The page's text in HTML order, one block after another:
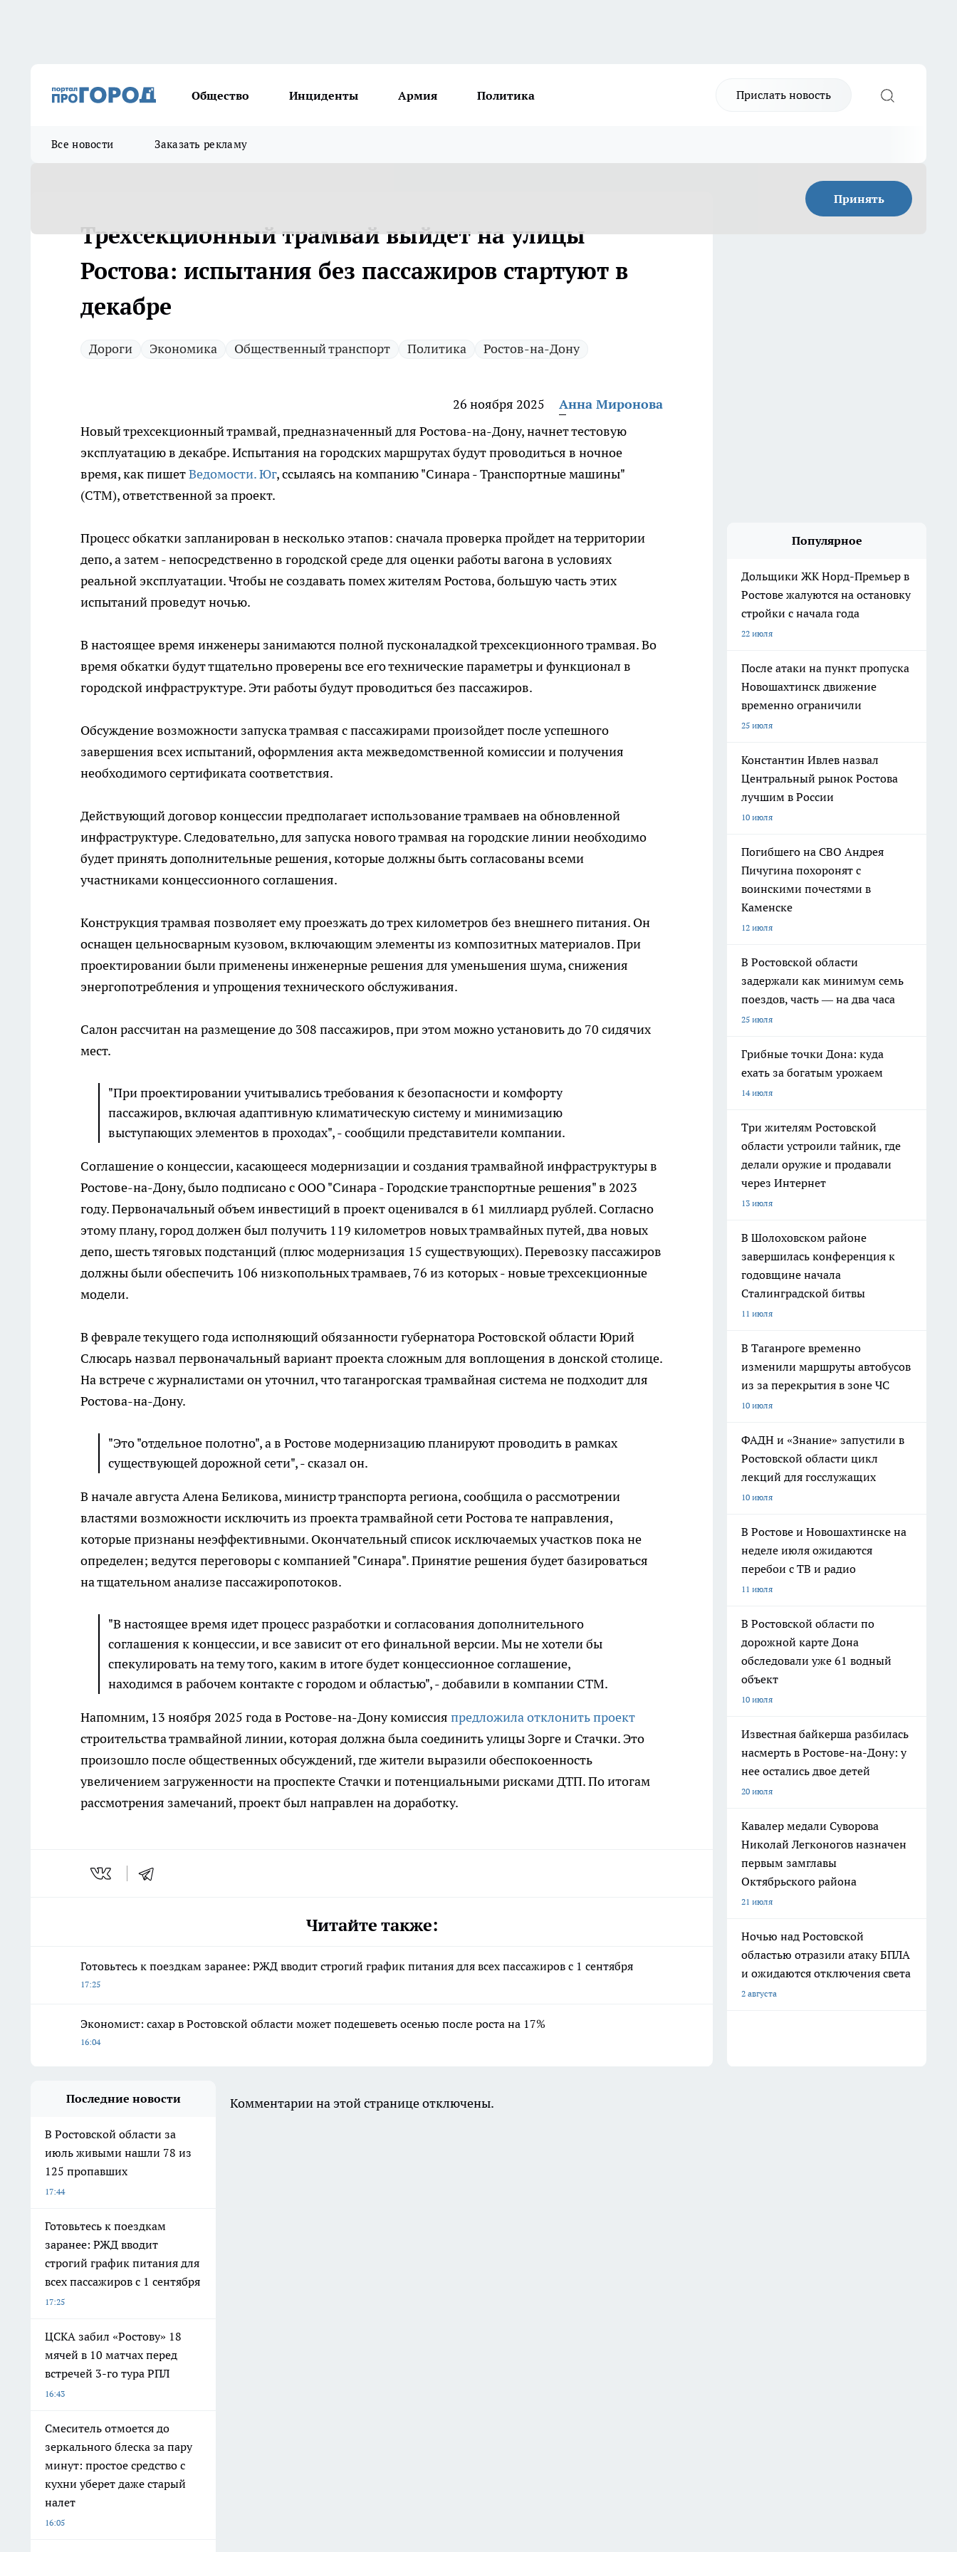
Общество Инциденты Армия Политика Прислать новость
Все новости Заказать рекламу
Принять
Трехсекционный трамвай выйдет на улицы
Ростова: испытания без пассажиров стартуют в
декабре
Дороги Экономика Общественный транспорт Политика Ростов-на-Дону
26 ноября 2025
Анна Миронова
Новый трехсекционный трамвай, предназначенный для Ростова-на-Дону, начнет тестовую
эксплуатацию в декабре. Испытания на городских маршрутах будут проводиться в ночное
время, как пишетВедомости. Юг, ссылаясь на компанию "Синара - Транспортные машины"
(СТМ), ответственной за проект.
Процесс обкатки запланирован в несколько этапов: сначала проверка пройдет на территории
депо, а затем - непосредственно в городской среде для оценки работы вагона в условиях
реальной эксплуатации. Чтобы не создавать помех жителям Ростова, большую часть этих
испытаний проведут ночью.
В настоящее время инженеры занимаются полной пусконаладкой трехсекционного трамвая. Во
время обкатки будут тщательно проверены все его технические параметры и функционал в
городской инфраструктуре. Эти работы будут проводиться без пассажиров.
Обсуждение возможности запуска трамвая с пассажирами произойдет после успешного
завершения всех испытаний, оформления акта межведомственной комиссии и получения
необходимого сертификата соответствия.
Действующий договор концессии предполагает использование трамваев на обновленной
инфраструктуре. Следовательно, для запуска нового трамвая на городские линии необходимо
будет принять дополнительные решения, которые должны быть согласованы всеми
участниками концессионного соглашения.
Конструкция трамвая позволяет ему проезжать до трех километров без внешнего питания. Он
оснащен цельносварным кузовом, включающим элементы из композитных материалов. При
проектировании были применены инженерные решения для уменьшения шума, снижения
энергопотребления и упрощения технического обслуживания.
Салон рассчитан на размещение до 308 пассажиров, при этом можно установить до 70 сидячих
мест.
"При проектировании учитывались требования к безопасности и комфорту
пассажиров, включая адаптивную климатическую систему и минимизацию
выступающих элементов в проходах", - сообщили представители компании.
Соглашение о концессии, касающееся модернизации и создания трамвайной инфраструктуры в
Ростове-на-Дону, было подписано с ООО "Синара - Городские транспортные решения" в 2023
году. Первоначальный объем инвестиций в проект оценивался в 61 миллиард рублей. Согласно
этому плану, город должен был получить 119 километров новых трамвайных путей, два новых
депо, шесть тяговых подстанций (плюс модернизация 15 существующих). Перевозку пассажиров
должны были обеспечить 106 низкопольных трамваев, 76 из которых - новые трехсекционные
модели.
В феврале текущего года исполняющий обязанности губернатора Ростовской области Юрий
Слюсарь назвал первоначальный вариант проекта сложным для воплощения в донской столице.
На встрече с журналистами он уточнил, что таганрогская трамвайная система не подходит для
Ростова-на-Дону.
"Это "отдельное полотно", а в Ростове модернизацию планируют проводить в рамках
существующей дорожной сети", - сказал он.
В начале августа Алена Беликова, министр транспорта региона, сообщила о рассмотрении
властями возможности исключить из проекта трамвайной сети Ростова те направления,
которые признаны неэффективными. Окончательный список исключаемых участков пока не
определен; ведутся переговоры с компанией "Синара". Принятие решения будет базироваться
на тщательном анализе пассажиропотоков.
"В настоящее время идет процесс разработки и согласования дополнительного
соглашения к концессии, и все зависит от его финальной версии. Мы не хотели бы
спекулировать на тему того, каким в итоге будет концессионное соглашение,
находимся в рабочем контакте с городом и областью", - добавили в компании СТМ.
Напомним, 13 ноября 2025 года в Ростове-на-Дону комиссия предложила отклонить проект
строительства трамвайной линии, которая должна была соединить улицы Зорге и Стачки. Это
произошло после общественных обсуждений, где жители выразили обеспокоенность
увеличением загруженности на проспекте Стачки и потенциальными рисками ДТП. По итогам
рассмотрения замечаний, проект был направлен на доработку.
Читайте также:
Готовьтесь к поездкам заранее: РЖД вводит строгий график питания для всех пассажиров с 1 сентября
17:25
Экономист: сахар в Ростовской области может подешеветь осенью после роста на 17%
16:04
Популярное
Дольщики ЖК Норд-Премьер в
Ростове жалуются на остановку
стройки с начала года
22 июля
После атаки на пункт пропуска
Новошахтинск движение
временно ограничили
25 июля
Константин Ивлев назвал
Центральный рынок Ростова
лучшим в России
10 июля
Погибшего на СВО Андрея
Пичугина похоронят с
воинскими почестями в
Каменске
12 июля
В Ростовской области
задержали как минимум семь
поездов, часть — на два часа
25 июля
Грибные точки Дона: куда
ехать за богатым урожаем
14 июля
Три жителям Ростовской
области устроили тайник, где
делали оружие и продавали
через Интернет
13 июля
В Шолоховском районе
завершилась конференция к
годовщине начала
Сталинградской битвы
11 июля
В Таганроге временно
изменили маршруты автобусов
из за перекрытия в зоне ЧС
10 июля
ФАДН и «Знание» запустили в
Ростовской области цикл
лекций для госслужащих
10 июля
В Ростове и Новошахтинске на
неделе июля ожидаются
перебои с ТВ и радио
11 июля
В Ростовской области по
дорожной карте Дона
обследовали уже 61 водный
объект
10 июля
Известная байкерша разбилась
насмерть в Ростове-на-Дону: у
нее остались двое детей
20 июля
Кавалер медали Суворова
Николай Легконогов назначен
первым замглавы
Октябрьского района
21 июля
Ночью над Ростовской
областью отразили атаку БПЛА
и ожидаются отключения света
2 августа
Последние новости
В Ростовской области за
июль живыми нашли 78 из
125 пропавших
17:44
Готовьтесь к поездкам
заранее: РЖД вводит
строгий график питания для
всех пассажиров с 1 сентября
17:25
ЦСКА забил «Ростову» 18
мячей в 10 матчах перед
встречей 3-го тура РПЛ
16:43
Смеситель отмоется до
зеркального блеска за пару
минут: простое средство с
кухни уберет даже старый
налет
16:05
Комментарии на этой странице отключены.